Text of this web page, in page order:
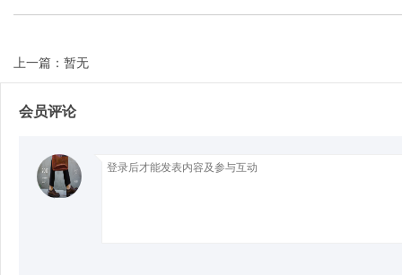
Bo
上一篇：暂无
会员评论